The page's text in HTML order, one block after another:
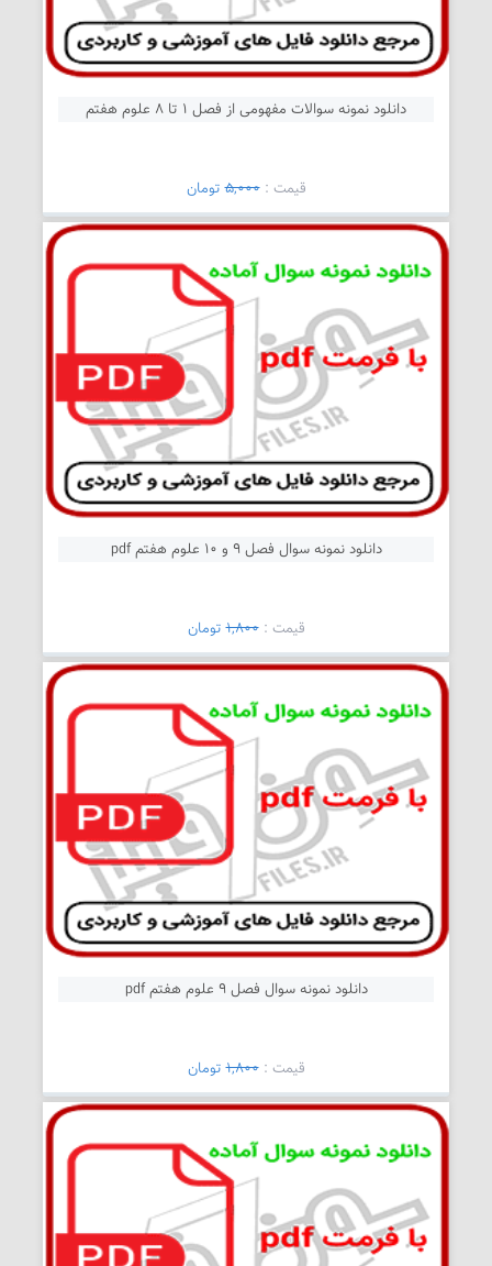
دانلود نمونه سوالات مفهومی از فصل 1 تا 8 علوم هفتم
قیمت :5,000تومان
دانلود نمونه سوال فصل 9 و 10 علوم هفتم pdf
قیمت :1,800تومان
دانلود نمونه سوال فصل 9 علوم هفتم pdf
قیمت :1,800تومان